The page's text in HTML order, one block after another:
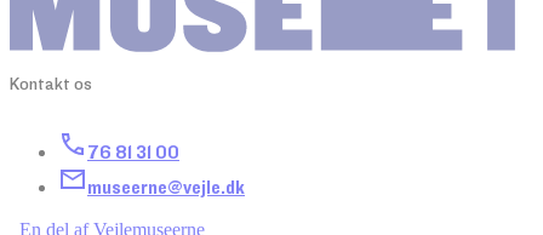
Kontakt os
76 81 31 00
museerne@vejle.dk
En del af Vejlemuseerne